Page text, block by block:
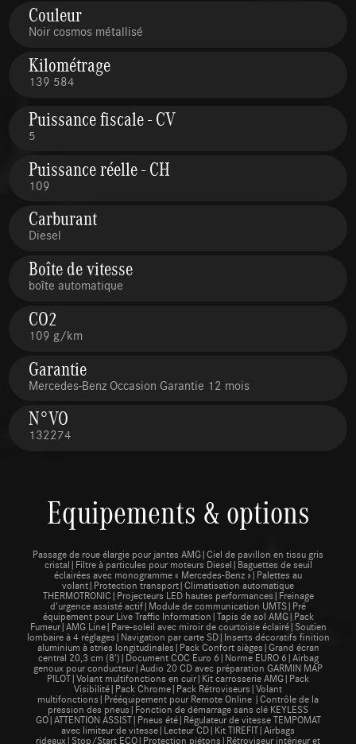
Couleur
Noir cosmos métallisé
Kilométrage
139 584
Puissance fiscale - CV
5
Puissance réelle - CH
109
Carburant
Diesel
Boîte de vitesse
boîte automatique
CO2
109 g/km
Garantie
Mercedes-Benz Occasion Garantie 12 mois
N°VO
132274
Equipements & options
Passage de roue élargie pour jantes AMG|Ciel de pavillon en tissu gris
cristal|Filtre à particules pour moteurs Diesel|Baguettes de seuil
éclairées avec monogramme « Mercedes-Benz »|Palettes au
volant|Protection transport|Climatisation automatique
THERMOTRONIC|Projecteurs LED hautes performances|Freinage
d’urgence assisté actif|Module de communication UMTS|Pré
équipement pour Live Traffic Information|Tapis de sol AMG|Pack
Fumeur|AMG Line|Pare-soleil avec miroir de courtoisie éclairé|Soutien
lombaire à 4 réglages|Navigation par carte SD|Inserts décoratifs finition
aluminium à stries longitudinales|Pack Confort sièges|Grand écran
central 20,3 cm (8')|Document COC Euro 6|Norme EURO 6|Airbag
genoux pour conducteur|Audio 20 CD avec préparation GARMIN MAP
PILOT|Volant multifonctions en cuir|Kit carrosserie AMG|Pack
Visibilité|Pack Chrome|Pack Rétroviseurs|Volant
multifonctions|Prééquipement pour Remote Online |Contrôle de la
pression des pneus|Fonction de démarrage sans clé KEYLESS
GO|ATTENTION ASSIST|Pneus été|Régulateur de vitesse TEMPOMAT
avec limiteur de vitesse|Lecteur CD|Kit TIREFIT|Airbags
rideaux|Stop/Start ECO|Protection piétons|Rétroviseur intérieur et